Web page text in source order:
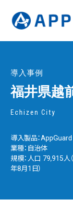
導入事例
福井県越
Echizen City
導入製品：
業種：自治体
規模：人口 79,915人
年8月1日）